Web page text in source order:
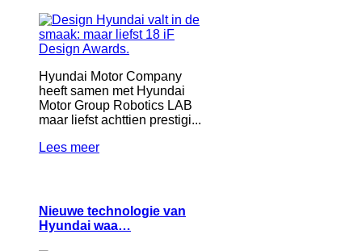
Hyundai Motor Company
heeft samen met Hyundai
Motor Group Robotics LAB
maar liefst achttien prestigi...
Lees meer
Nieuwe technologie van
Hyundai waa…